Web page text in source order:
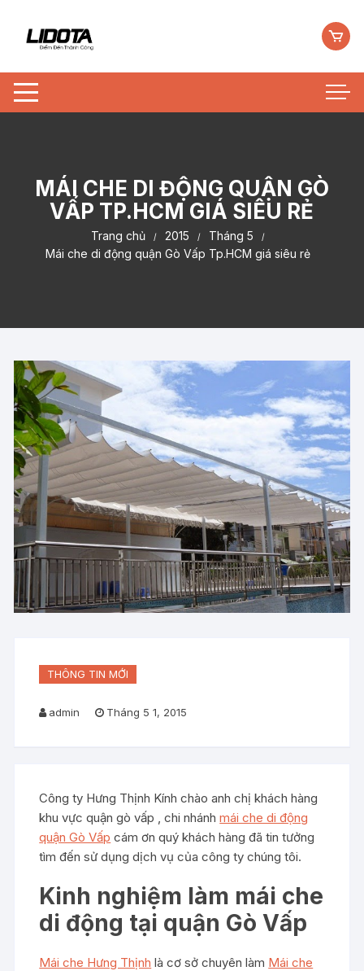
MÁI CHE DI ĐỘNG QUẬN GÒ
VẤP TP.HCM GIÁ SIÊU RẺ
Trang chủ 2015
Tháng 5
Mái che di động quận Gò Vấp Tp.HCM giá siêu rẻ
THÔNG TIN MỚI
admin Tháng 5 1, 2015
Công ty Hưng Thịnh Kính chào anh chị khách hàng
khu vực quận gò vấp , chi nhánhmái che di động
quận Gò Vấp cám ơn quý khách hàng đã tin tưởng
tìm đến sử dụng dịch vụ của công ty chúng tôi.
Kinh nghiệm làm mái che
di động tại quận Gò Vấp
Mái che Hưng Thịnh là cơ sở chuyên làm Mái che